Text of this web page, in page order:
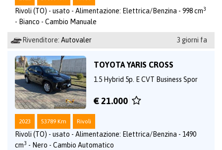
Rivoli (TO) - usato - Alimentazione: Elettrica/Benzina - 998 cm3
- Bianco - Cambio Manuale
Rivenditore: Autovaler 3 giorni fa
TOYOTA YARIS CROSS
1.5 Hybrid 5p. E CVT Business Spor
€ 21.000
2023 53789 Km Rivoli
Rivoli (TO) - usato - Alimentazione: Elettrica/Benzina - 1490
cm3 - Nero - Cambio Automatico